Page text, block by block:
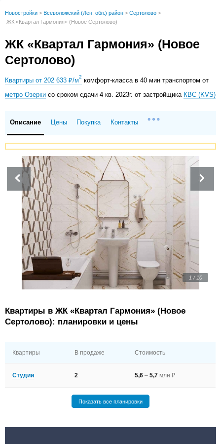
Новостройки > Всеволожский (Лен. обл.) район > Сертолово >
ЖК «Квартал Гармония» (Новое Сертолово)
ЖК «Квартал Гармония» (Новое
Сертолово)
Квартиры от 202 633 ₽/м2 комфорт-класса в 40 мин транспортом от
метро Озерки со сроком сдачи 4 кв. 2023г. от застройщика КВС (KVS)
Описание Цены Покупка Контакты
1 / 10
Квартиры в ЖК «Квартал Гармония» (Новое
Сертолово): планировки и цены
Квартиры В продаже Стоимость
Студии 2 5,6– 5,7млн ₽
Показать все планировки